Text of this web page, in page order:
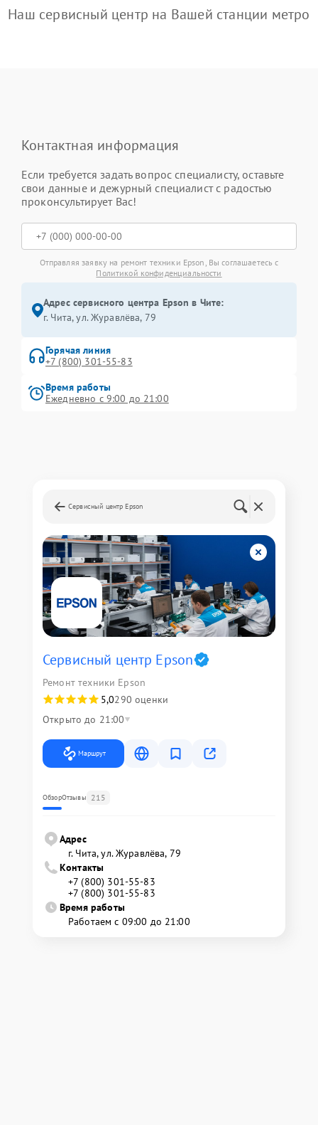
Наш сервисный центр на Вашей станции метро
Контактная информация
Если требуется задать вопрос специалисту, оставьте
свои данные и дежурный специалист с радостью
проконсультирует Вас!
Отправляя заявку на ремонт техники Epson, Вы соглашаетесь с
Политикой конфиденциальности
Адрес сервисного центра Epson в Чите:
г. Чита, ул. Журавлёва, 79
Горячая линия
+7 (800) 301-55-83
Время работы
Ежедневно с 9:00 до 21:00
Сервисный центр Epson
Сервисный центр Epson
Ремонт техники Epson
5,0290 оценки
Открыто до 21:00
Маршрут
ОбзорОтзывы 215
Адрес
г. Чита, ул. Журавлёва, 79
Контакты
+7 (800) 301-55-83
+7 (800) 301-55-83
Время работы
Работаем с 09:00 до 21:00